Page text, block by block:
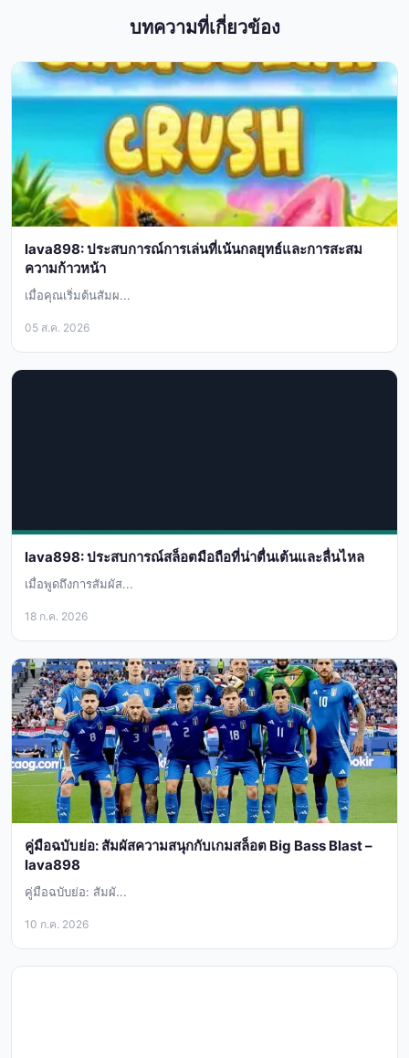
บทความที่เกี่ยวข้อง
lava898: ประสบการณ์การเล่นที่เน้นกลยุทธ์และการสะสม
ความก้าวหน้า
เมื่อคุณเริ่มต้นสัมผ...
05 ส.ค. 2026
lava898: ประสบการณ์สล็อตมือถือที่น่าตื่นเต้นและลื่นไหล
เมื่อพูดถึงการสัมผัส...
18 ก.ค. 2026
คู่มือฉบับย่อ: สัมผัสความสนุกกับเกมสล็อต Big Bass Blast –
lava898
คู่มือฉบับย่อ: สัมผั...
10 ก.ค. 2026